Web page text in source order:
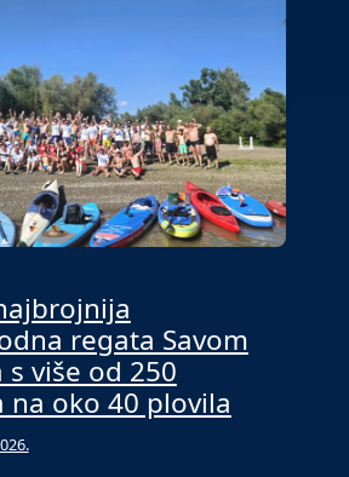
regata Savom
s više od 250
na oko 40 plovila